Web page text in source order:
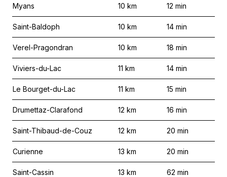
Myans 10 km 12 min
Saint-Baldoph 10 km 14 min
Verel-Pragondran 10 km 18 min
Viviers-du-Lac 11 km 14 min
Le Bourget-du-Lac 11 km 15 min
Drumettaz-Clarafond 12 km 16 min
Saint-Thibaud-de-Couz 12 km 20 min
Curienne 13 km 20 min
Saint-Cassin 13 km 62 min